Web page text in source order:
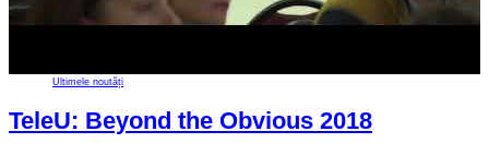
Ultimele noutăți
TeleU: Beyond the Obvious 2018